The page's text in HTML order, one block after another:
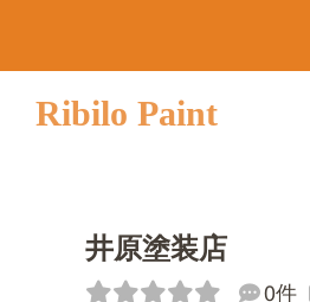
Ribilo Paint
井原塗装店
0件